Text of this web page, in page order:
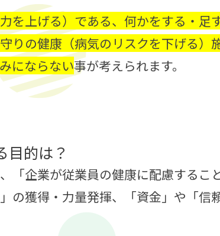
を上げる）である、何かをする・足
りの健康（病気のリスクを下げる
にならない事が考えられます。
目的は？
「企業が従業員の健康に配慮するこ
の獲得・力量発揮、「資金」や「